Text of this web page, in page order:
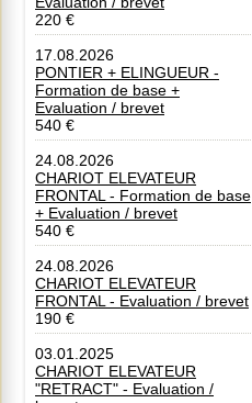
220 €
17.08.2026
PONTIER + ELINGUEUR -
Formation de base +
Evaluation / brevet
540 €
24.08.2026
CHARIOT ELEVATEUR
FRONTAL - Formation de base
+ Evaluation / brevet
540 €
24.08.2026
CHARIOT ELEVATEUR
FRONTAL - Evaluation / brevet
190 €
03.01.2025
CHARIOT ELEVATEUR
"RETRACT" - Evaluation /